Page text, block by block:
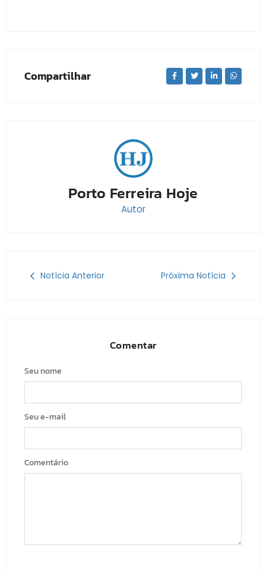
Compartilhar
Porto Ferreira Hoje
Autor
Notícia Anterior Próxima Notícia
Comentar
Seu nome
Seu e-mail
Comentário